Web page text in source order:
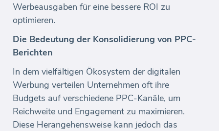
Werbeausgaben für eine bessere ROI zu
optimieren.
Die Bedeutung der Konsolidierung von PPC-
Berichten
In dem vielfältigen Ökosystem der digitalen
Werbung verteilen Unternehmen oft ihre
Budgets auf verschiedene PPC-Kanäle, um
Reichweite und Engagement zu maximieren.
Diese Herangehensweise kann jedoch das